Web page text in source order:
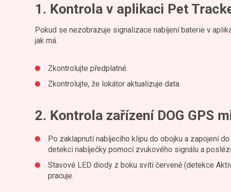
1. Kontrola v aplikaci Pet
Pokud se nezobrazuje signalizace nabíjení baterie v
jak má.
Zkontrolujte předplatné.
Zkontrolujte, že lokátor aktualizuje data.
2. Kontrola zařízení DOG GPS
Po zaklapnutí nabíjecího klipu do obojku a zapojení
detekci nabíječky pomocí zvukového signálu a
Stavové LED diody z boku svítí červeně (detekce
pracuje.